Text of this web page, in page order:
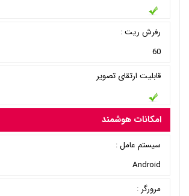
رفرش ریت :
60
قابلیت ارتقای تصویر
امکانات هوشمند
سیستم عامل :
Android
مرورگر :